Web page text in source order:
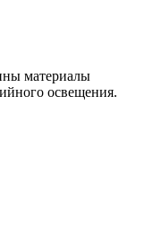
материалы
освещения.